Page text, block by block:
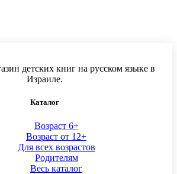
детских книг на русском языке в
Израиле.
Каталог
Возраст 6+
Возраст от 12+
Для всех возрастов
Родителям
Весь каталог